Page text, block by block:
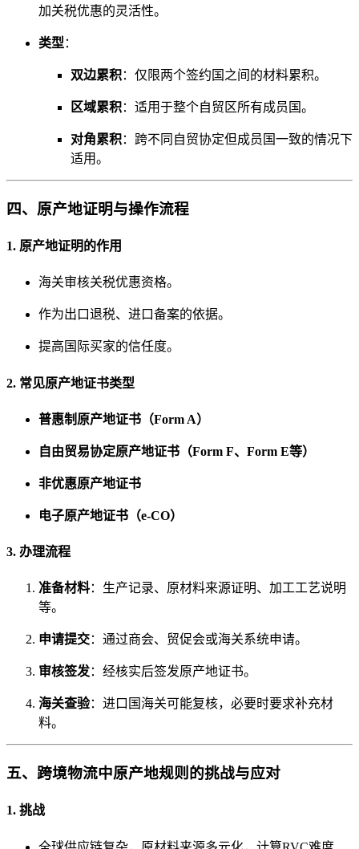
加关税优惠的灵活性。
类型 ：
双边累积：仅限两个签约国之间的材料累积。
区域累积：适用于整个自贸区所有成员国。
对角累积：跨不同自贸协定但成员国一致的情况下
适用。
四、原产地证明与操作流程
1. 原产地证明的作用
海关审核关税优惠资格。
作为出口退税、进口备案的依据。
提高国际买家的信任度。
2. 常见原产地证书类型
普惠制原产地证书（Form A）
自由贸易协定原产地证书（Form F、Form E等）
非优惠原产地证书
电子原产地证书（e-CO）
3. 办理流程
准备材料：生产记录、原材料来源证明、加工工艺说明
等。
申请提交：通过商会、贸促会或海关系统申请。
审核签发：经核实后签发原产地证书。
海关查验：进口国海关可能复核，必要时要求补充材
料。
五、跨境物流中原产地规则的挑战与应对
1. 挑战